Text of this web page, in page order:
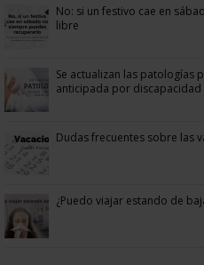
No: si un festivo cae en
libre
Se actualizan las patologías
anticipada por discapacidad
Dudas frecuentes sobre las
¿Puedo viajar estando de